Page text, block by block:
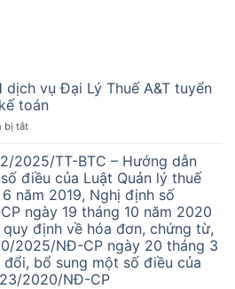
dịch vụ Đại Lý Thuế A&T tuyển
toán
bị tắtở
ty
TNHH
dịch
vụ
Đại
Lý
Thuế
A&T
tuyển
2025/TT-BTC – Hướng dẫn
điều của Luật Quản lý thuế
năm 2019, Nghị định số
ngày 19 tháng 10 năm 2020
quy định về hóa đơn, chứng từ,
2025/NĐ-CP ngày 20 tháng 3
đổi, bổ sung một số điều của
2020/NĐ-CP